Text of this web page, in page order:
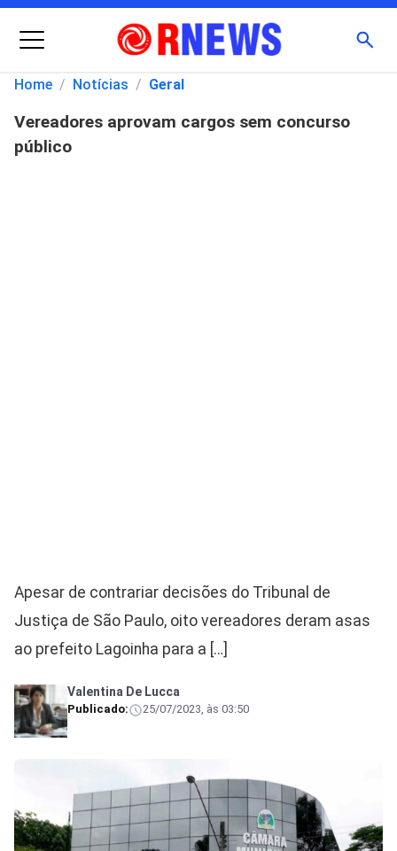
Menu
Pesquisar
por:
Home / Notícias / Geral
Vereadores aprovam cargos sem concurso
público
Apesar de contrariar decisões do Tribunal de
Justiça de São Paulo, oito vereadores deram asas
ao prefeito Lagoinha para a […]
Valentina De Lucca
Publicado: 25/07/2023, às 03:50